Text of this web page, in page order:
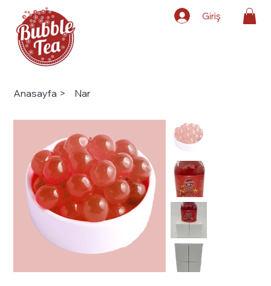
Giriş
Anasayfa > Nar